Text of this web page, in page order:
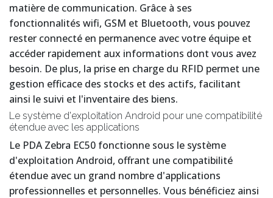
matière de communication. Grâce à ses
fonctionnalités wifi, GSM et Bluetooth, vous pouvez
rester connecté en permanence avec votre équipe et
accéder rapidement aux informations dont vous avez
besoin. De plus, la prise en charge du RFID permet une
gestion efficace des stocks et des actifs, facilitant
ainsi le suivi et l'inventaire des biens.
Le système d'exploitation Android pour une compatibilité
étendue avec les applications
Le PDA Zebra EC50 fonctionne sous le système
d'exploitation Android, offrant une compatibilité
étendue avec un grand nombre d'applications
professionnelles et personnelles. Vous bénéficiez ainsi